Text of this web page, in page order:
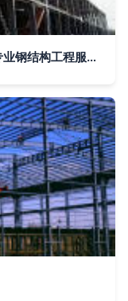
佛山市钢结构公司优质商家置顶推荐 专业钢结构工程服务商选行业标杆